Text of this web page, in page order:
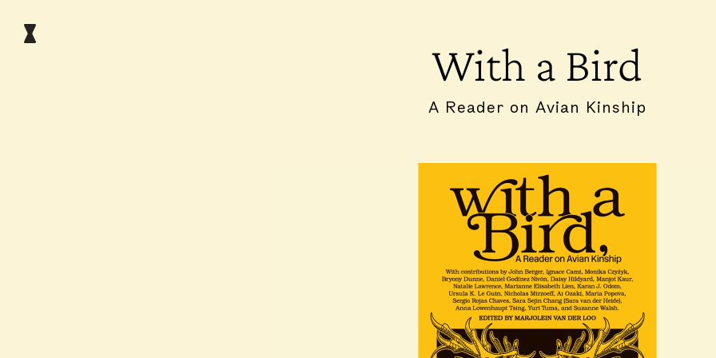
With a Bird
A Reader on Avian Kinship